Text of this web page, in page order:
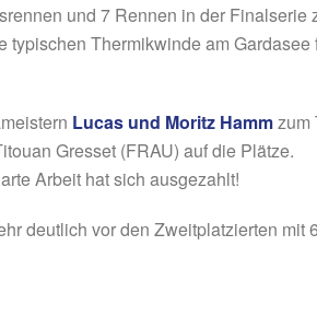
und 7 Rennen in der
Thermikwinde am
Lucas und Moritz Hammzum
Gresset (FRAU) auf die Plätze.
Arbeit hat sich ausgezahlt!
deutlich vor den Zweitplatzierten mit